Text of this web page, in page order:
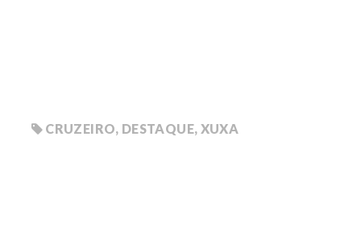
CRUZEIRO, DESTAQUE, XUXA